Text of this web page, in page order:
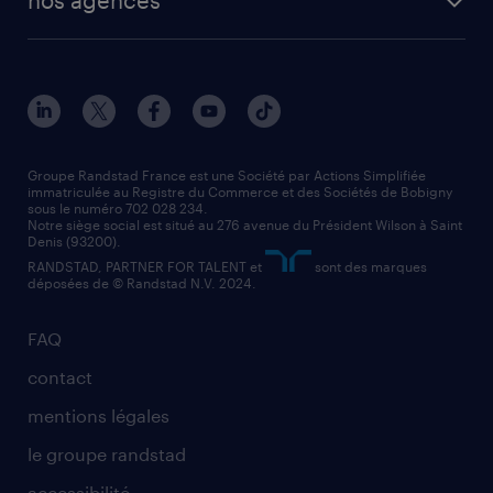
manutentionnaire
assistant administratif
comptable
solutions opérationnelles
contact entreprise
faq intérim / recrutement
nos agences par ville
nos agences par région
nos cabinets de recrutement
FAQ
contact
mentions légales
le groupe randstad
Groupe Randstad France est une Société par Actions Simplifiée
immatriculée au Registre du Commerce et des Sociétés de Bobigny
sous le numéro 702 028 234.
Notre siège social est situé au 276 avenue du Président Wilson à Saint
Denis (93200).
RANDSTAD, PARTNER FOR TALENT et
sont des marques
déposées de © Randstad N.V. 2024.